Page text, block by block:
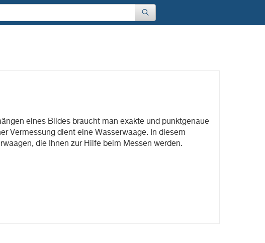
eines Bildes braucht man exakte und punktgenaue
Vermessung dient eine Wasserwaage. In diesem
die Ihnen zur Hilfe beim Messen werden.